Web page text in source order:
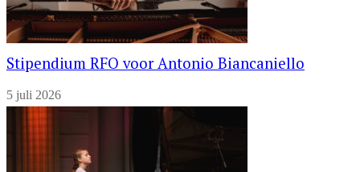
Stipendium RFO voor Antonio Biancaniello
5 juli 2026